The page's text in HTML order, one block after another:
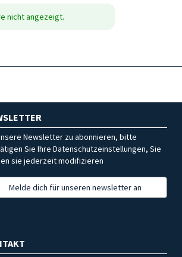
nicht angezeigt.
Newsletter zu abonnieren, bitte
Sie Ihre Datenschutzeinstellungen, Sie
sie jederzeit modifizieren
Melde dich für unseren newsletter an